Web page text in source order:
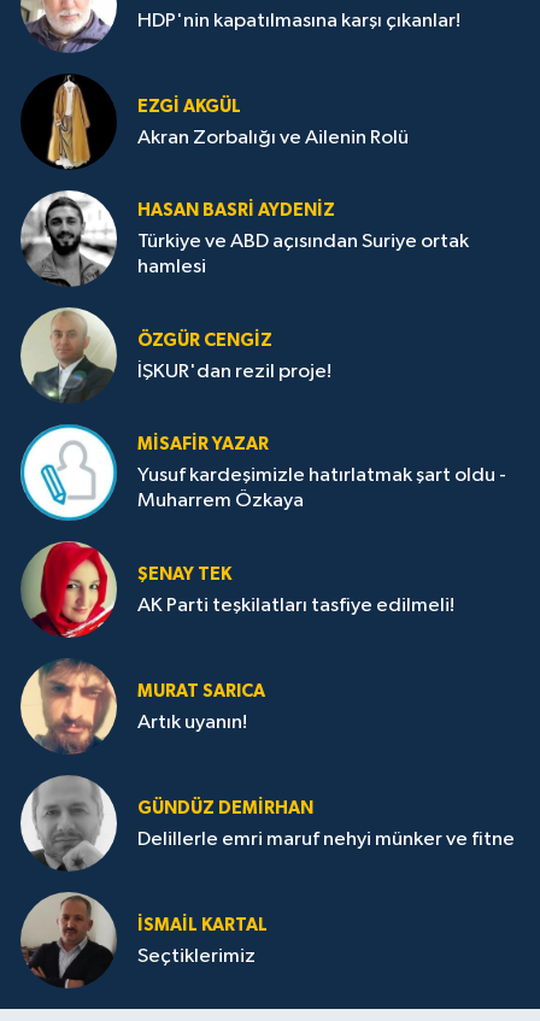
HDP'nin kapatılmasına karşı çıkanlar!
EZGI AKGÜL
Akran Zorbalığı ve Ailenin Rolü
HASAN BASRI AYDENIZ
Türkiye ve ABD açısından Suriye ortak
hamlesi
ÖZGÜR CENGIZ
İŞKUR'dan rezil proje!
MISAFIR YAZAR
Yusuf kardeşimizle hatırlatmak şart oldu -
Muharrem Özkaya
ŞENAY TEK
AK Parti teşkilatları tasfiye edilmeli!
MURAT SARICA
Artık uyanın!
GÜNDÜZ DEMIRHAN
Delillerle emri maruf nehyi münker ve fitne
İSMAIL KARTAL
Seçtiklerimiz